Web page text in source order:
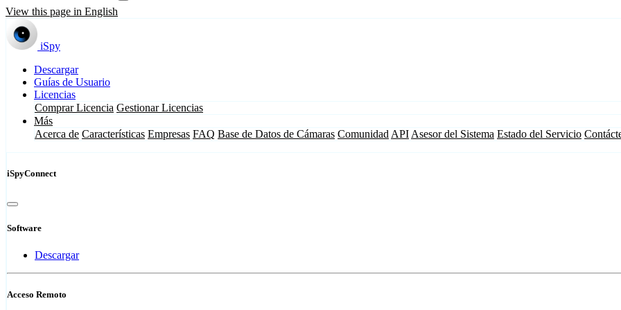
View this page in English
iSpy
Descargar
Guías de Usuario
Licencias
Comprar Licencia Gestionar Licencias
Más
Acerca de Características Empresas FAQ Base de Datos de Cámaras Comunidad API Asesor del Sistema Estado del Servicio
iSpyConnect
Software
Descargar
Acceso Remoto